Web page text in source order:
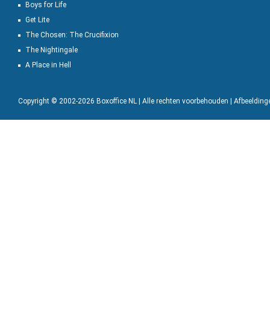
Boys for Life
Get Lite
The Chosen: The Crucifixion
The Nightingale
A Place in Hell
Copyright © 2002-2026 Boxoffice NL | Alle rechten voorbehouden |